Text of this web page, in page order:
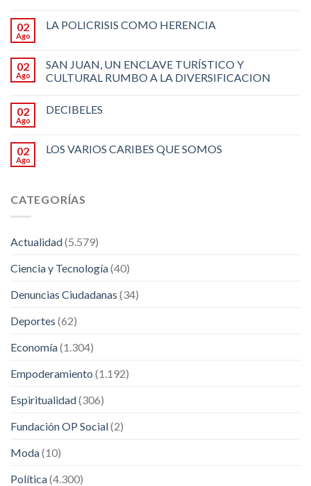
02
Ago
LA POLICRISIS COMO HERENCIA
02
Ago
SAN JUAN, UN ENCLAVE TURÍSTICO Y
CULTURAL RUMBO A LA DIVERSIFICACION
02
Ago
DECIBELES
02
Ago
LOS VARIOS CARIBES QUE SOMOS
CATEGORÍAS
Actualidad(5.579)
Ciencia y Tecnología(40)
Denuncias Ciudadanas (34)
Deportes (62)
Economía(1.304)
Empoderamiento (1.192)
Espiritualidad(306)
Fundación OP Social(2)
Moda(10)
Política(4.300)